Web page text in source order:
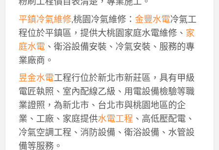
平鎮冷氣維修,桃園冷氣維修： 金豐水電冷氣工
程位於平鎮區，提供大桃園家庭水電維修、 家
庭水電、衛浴設備安裝、冷氣安裝、服務的專
業廠商。
昱金水電工程行位於新北市新莊區，具有甲級
電匠執照、室內配線乙級、用電設備檢驗等職
業證照，為新北市、台北市與桃園地區的企
業、工廠、家庭提供水電工程 、高低壓配電、
冷氣空調工程、消防設備、衛浴設備、水管設
備等服務。